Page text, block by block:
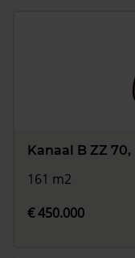
Kanaal B ZZ
161 m2
€ 450.000